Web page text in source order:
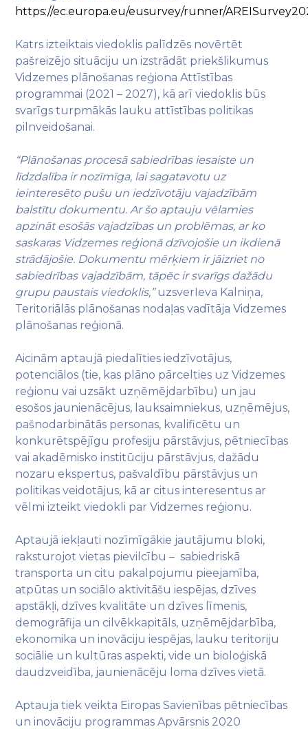
https://ec.europa.eu/eusurvey/runner/
Katrs izteiktais viedoklis palīdzēs novērtēt
pašreizējo situāciju un izstrādāt priekšlikumus
Vidzemes plānošanas reģiona Attīstības
programmai (2021 – 2027), kā arī viedoklis būs
svarīgs turpmākās lauku attīstības politikas
pilnveidošanai.
“Plānošanas procesā sabiedrības iesaiste un
līdzdalība ir nozīmīga, lai sagatavotu uz
ieinteresēto pušu un iedzīvotāju vajadzībām
balstītu dokumentu. Ar šo aptauju vēlamies
apzināt esošās vajadzības un problēmas, ar ko
saskaras Vidzemes reģionā dzīvojošie un ikdienā
strādājošie. Dokumentu mērķiem ir jāizriet no
sabiedrības vajadzībām, tāpēc ir svarīgs dažādu
grupu paustais viedoklis,”uzsverIeva Kalniņa,
Teritoriālās plānošanas nodaļas vadītāja Vidzemes
plānošanas reģionā.
Aicinām aptaujā piedalīties iedzīvotājus,
potenciālos (tie, kas plāno pārcelties uz Vidzemes
reģionu vai uzsākt uzņēmējdarbību) un jau
esošos jaunienācējus, lauksaimniekus, uzņēmējus,
pašnodarbinātās personas, kvalificētu un
konkurētspējīgu profesiju pārstāvjus, pētniecības
vai akadēmisko institūciju pārstāvjus, dažādu
nozaru ekspertus, pašvaldību pārstāvjus un
politikas veidotājus, kā ar citus interesentus ar
vēlmi izteikt viedokli par Vidzemes reģionu.
Aptaujā iekļauti nozīmīgākie jautājumu bloki,
raksturojot vietas pievilcību – sabiedriskā
transporta un citu pakalpojumu pieejamība,
atpūtas un sociālo aktivitāšu iespējas, dzīves
apstākļi, dzīves kvalitāte un dzīves līmenis,
demogrāfija un cilvēkkapitāls, uzņēmējdarbība,
ekonomika un inovāciju iespējas, lauku teritoriju
sociālie un kultūras aspekti, vide un bioloģiskā
daudzveidība, jaunienācēju loma dzīves vietā.
Aptauja tiek veikta Eiropas Savienības pētniecības
un inovāciju programmas Apvārsnis 2020